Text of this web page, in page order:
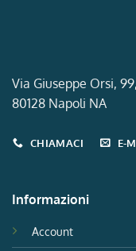
Via Giuseppe Orsi, 99,
80128 Napoli NA
CHIAMACI E-
Informazioni
Account